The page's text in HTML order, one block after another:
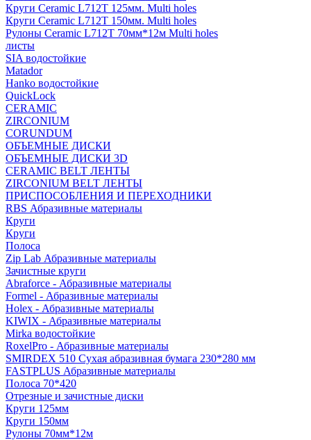
Круги Ceramic L712T 125мм. Multi holes
Круги Ceramic L712T 150мм. Multi holes
Рулоны Ceramic L712T 70мм*12м Multi holes
листы
SIA водостойкие
Matador
Hanko водостойкие
QuickLock
CERAMIC
ZIRCONIUM
СORUNDUM
ОБЪЕМНЫЕ ДИСКИ
ОБЪЕМНЫЕ ДИСКИ 3D
CERAMIC BELT ЛЕНТЫ
ZIRCONIUM BELT ЛЕНТЫ
ПРИСПОСОБЛЕНИЯ И ПЕРЕХОДНИКИ
RBS Абразивные материалы
Круги
Круги
Полоса
Zip Lab Абразивные материалы
Зачистные круги
Abraforce - Абразивные материалы
Formel - Абразивные материалы
Holex - Абразивные материалы
KIWIX - Абразивные материалы
Mirka водостойкие
RoxelPro - Абразивные материалы
SMIRDEX 510 Сухая абразивная бумага 230*280 мм
FASTPLUS Абразивные материалы
Полоса 70*420
Отрезные и зачистные диски
Круги 125мм
Круги 150мм
Рулоны 70мм*12м